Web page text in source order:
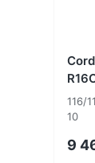
116/
10
9